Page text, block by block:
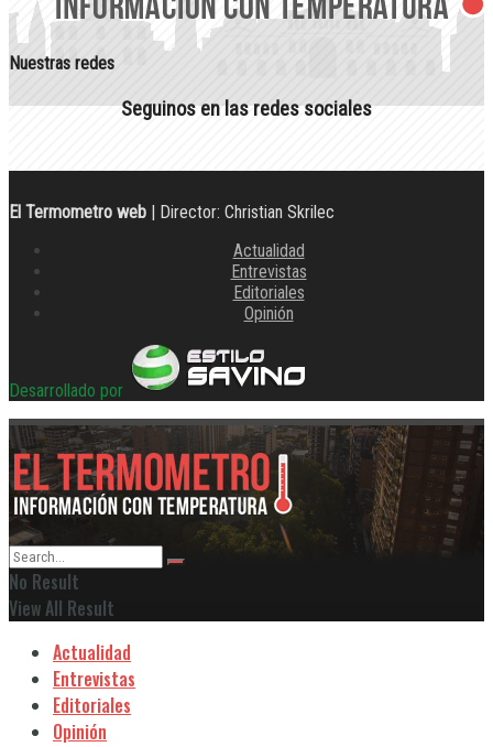
Nuestras redes
Seguinos en las redes sociales
El Termometro web | Director: Christian Skrilec
Actualidad
Entrevistas
Editoriales
Opinión
Desarrollado por
No Result
View All Result
Actualidad
Entrevistas
Editoriales
Opinión